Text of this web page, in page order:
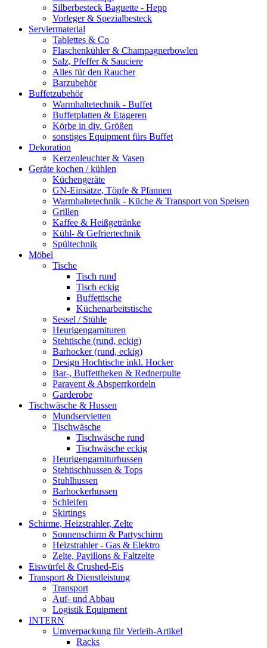
Silberbesteck Baguette - Hepp
Vorleger & Spezialbesteck
Serviermaterial
Tablettes & Co
Flaschenkühler & Champagnerbowlen
Salz, Pfeffer & Sauciere
Alles für den Raucher
Barzubehör
Buffetzubehör
Warmhaltetechnik - Buffet
Buffetplatten & Etageren
Körbe in div. Größen
sonstiges Equipment fürs Buffet
Dekoration
Kerzenleuchter & Vasen
Geräte kochen / kühlen
Küchengeräte
GN-Einsätze, Töpfe & Pfannen
Warmhaltetechnik - Küche & Transport von Speisen
Grillen
Kaffee & Heißgetränke
Kühl- & Gefriertechnik
Spültechnik
Möbel
Tische
Tisch rund
Tisch eckig
Buffettische
Küchenarbeitstische
Sessel / Stühle
Heurigengarnituren
Stehtische (rund, eckig)
Barhocker (rund, eckig)
Design Hochtische inkl. Hocker
Bar-, Buffettheken & Rednerpulte
Paravent & Absperrkordeln
Garderobe
Tischwäsche & Hussen
Mundservietten
Tischwäsche
Tischwäsche rund
Tischwäsche eckig
Heurigengarniturhussen
Stehtischhussen & Tops
Stuhlhussen
Barhockerhussen
Schleifen
Skirtings
Schirme, Heizstrahler, Zelte
Sonnenschirm & Partyschirm
Heizstrahler - Gas & Elektro
Zelte, Pavillons & Faltzelte
Eiswürfel & Crushed-Eis
Transport & Dienstleistung
Transport
Auf- und Abbau
Logistik Equipment
INTERN
Umverpackung für Verleih-Artikel
Racks